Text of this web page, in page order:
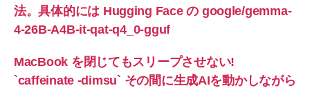
法。具体的には Hugging Face の google/gemma-
4-26B-A4B-it-qat-q4_0-gguf
MacBook を閉じてもスリープさせない!
`caffeinate -dimsu` その間に生成AIを動かしながら